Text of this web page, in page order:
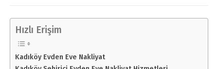
Hızlı Erişim
Kadıköy Evden Eve Nakliyat